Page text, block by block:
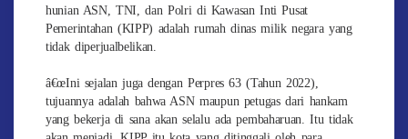
hunian ASN, TNI, dan Polri di Kawasan Inti Pusat
Pemerintahan (KIPP) adalah rumah dinas milik negara yang
tidak diperjualbelikan.
â€œIni sejalan juga dengan Perpres 63 (Tahun 2022),
tujuannya adalah bahwa ASN maupun petugas dari hankam
yang bekerja di sana akan selalu ada pembaharuan. Itu tidak